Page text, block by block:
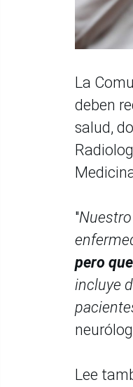
La
deben
salud,
"
pero
incluye
Lee